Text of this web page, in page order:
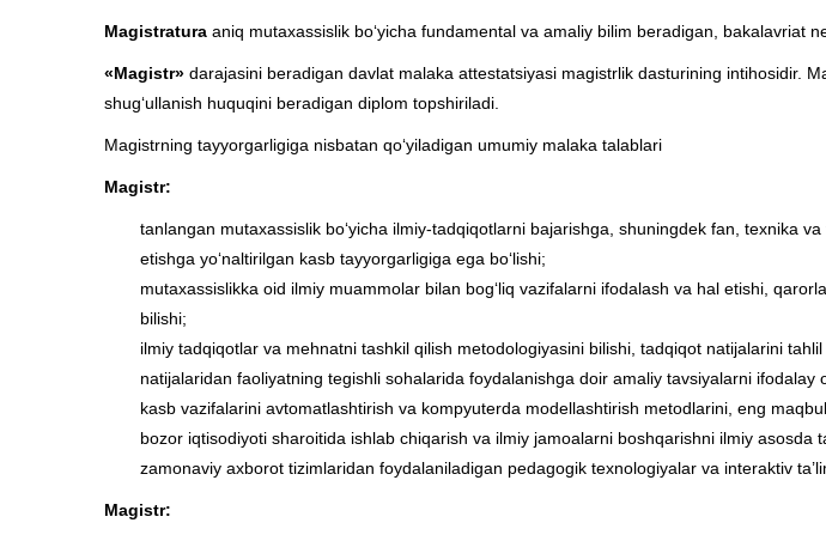
Magistratura aniq mutaxassislik bo‘yicha fundamental va amaliy bilim beradigan, bakalavriat
«Magistr» darajasini beradigan davlat malaka attestatsiyasi magistrlik dasturining intihosidir.
shug‘ullanish huquqini beradigan diplom topshiriladi.
Magistrning tayyorgarligiga nisbatan qo‘yiladigan umumiy malaka talablari
Magistr:
tanlangan mutaxassislik bo‘yicha ilmiy-tadqiqotlarni bajarishga, shuningdek fan, texnika
etishga yo‘naltirilgan kasb tayyorgarligiga ega bo‘lishi;
mutaxassislikka oid ilmiy muammolar bilan bog‘liq vazifalarni ifodalash va hal etishi,
bilishi;
ilmiy tadqiqotlar va mehnatni tashkil qilish metodologiyasini bilishi, tadqiqot natijalarini
natijalaridan faoliyatning tegishli sohalarida foydalanishga doir amaliy tavsiyalarni ifodalay
kasb vazifalarini avtomatlashtirish va kompyuterda modellashtirish metodlarini, eng
bozor iqtisodiyoti sharoitida ishlab chiqarish va ilmiy jamoalarni boshqarishni ilmiy asosda
zamonaviy axborot tizimlaridan foydalaniladigan pedagogik texnologiyalar va interaktiv
Magistr: